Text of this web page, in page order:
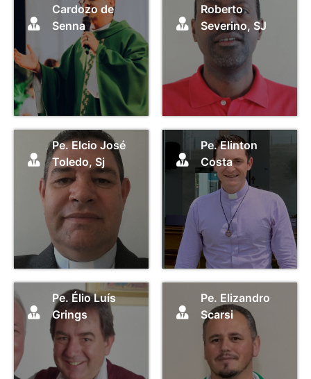
Cardozo de
Senna
Roberto
Severino, SJ
Pe. Elcio José
Toledo, Sj
Pe. Elinton
Costa
Pe. Élio Luís
Grings
Pe. Elizandro
Scarsi